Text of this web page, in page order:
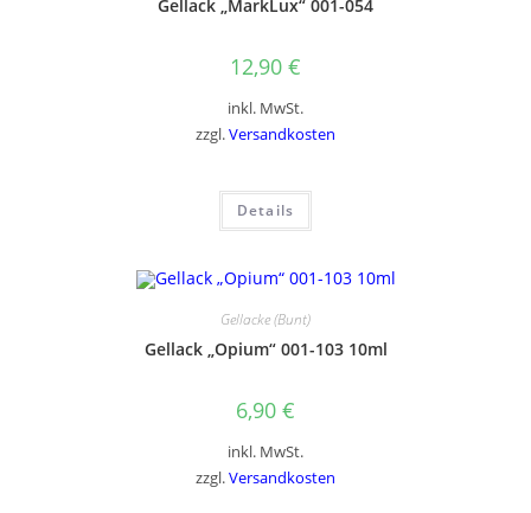
Gellack „MarkLux“ 001-054
12,90 €
inkl. MwSt.
zzgl.Versandkosten
Details
Gellacke (Bunt)
Gellack „Opium“ 001-103 10ml
6,90 €
inkl. MwSt.
zzgl.Versandkosten